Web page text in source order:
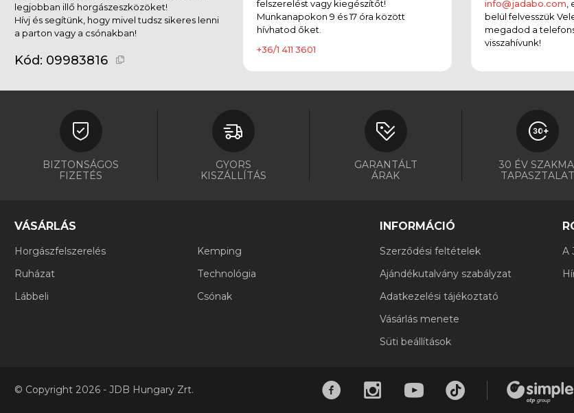
legjobban illő horgászeszközöket!
Hívj és segítünk, hogy mivel tudsz sikeres lenni
a parton vagy a csónakban!
Kód: 09983816
felszerelést vagy kiegészítőt!
Munkanapokon 9 és 17 óra között
hívhatod őket.
+36/1 411 3601
info@jadabo.com
belül felvesszük
megadod a
visszahívunk!
BIZTONSÁGOS
FIZETÉS
GYORS
KISZÁLLÍTÁS
GARANTÁLT
ÁRAK
30 ÉV
TAPASZTALAT
VÁSÁRLÁS
Horgászfelszerelés
Ruházat
Lábbeli
Kemping
Technológia
Csónak
INFORMÁCIÓ
Szerződési feltételek
Ajándékutalvány szabályzat
Adatkezelési tájékoztató
Vásárlás menete
Süti beállítások
A
© Copyright 2026 - JDB Hungary Zrt.